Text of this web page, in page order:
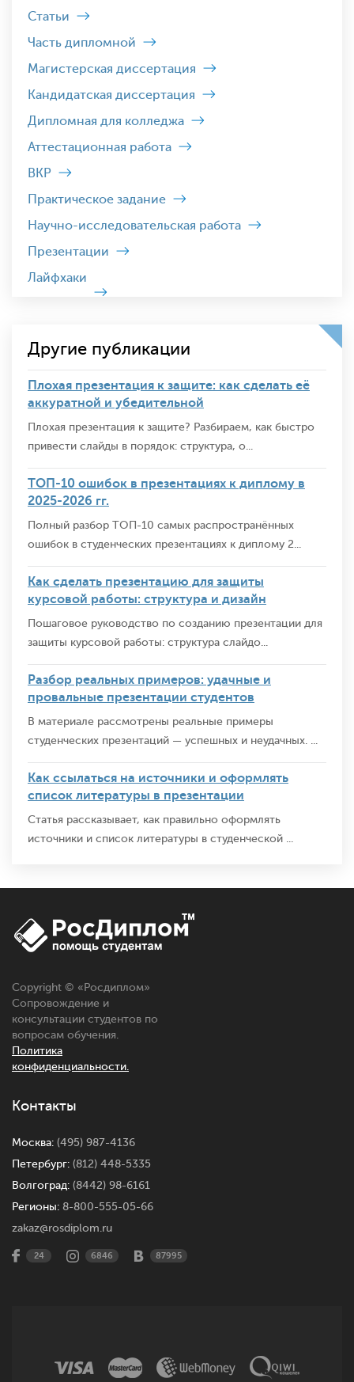
Статьи
Часть дипломной
Магистерская диссертация
Кандидатская диссертация
Дипломная для колледжа
Аттестационная работа
ВКР
Практическое задание
Научно-исследовательская работа
Презентации
Лайфхаки
Другие публикации
Плохая презентация к защите: как сделать её
аккуратной и убедительной
Плохая презентация к защите? Разбираем, как быстро
привести слайды в порядок: структура, о...
ТОП-10 ошибок в презентациях к диплому в
2025-2026 гг.
Полный разбор ТОП-10 самых распространённых
ошибок в студенческих презентациях к диплому 2...
Как сделать презентацию для защиты
курсовой работы: структура и дизайн
Пошаговое руководство по созданию презентации для
защиты курсовой работы: структура слайдо...
Разбор реальных примеров: удачные и
провальные презентации студентов
В материале рассмотрены реальные примеры
студенческих презентаций — успешных и неудачных. ...
Как ссылаться на источники и оформлять
список литературы в презентации
Статья рассказывает, как правильно оформлять
источники и список литературы в студенческой ...
Copyright © «Росдиплом»
Сопровождение и
консультации студентов по
вопросам обучения.
Политика
конфиденциальности.
Контакты
Москва: (495) 987-4136
Петербург: (812) 448-5335
Волгоград: (8442) 98-6161
Регионы: 8-800-555-05-66
zakaz@rosdiplom.ru
24 6846 87995